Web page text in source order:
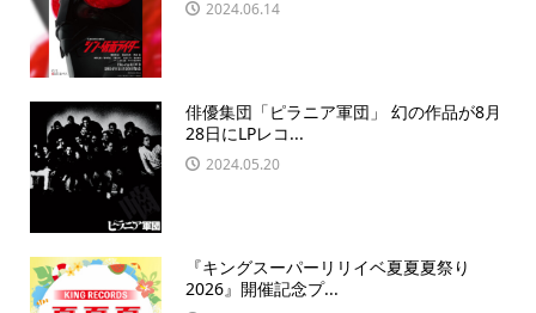
2024.06.14
俳優集団「ピラニア軍団」 幻の作品が8月
28日にLPレコ...
2024.05.20
『キングスーパーリリイベ夏夏夏祭り
2026』開催記念プ...